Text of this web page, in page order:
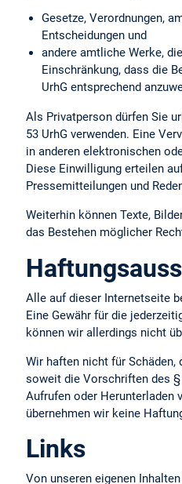
Gesetze, Verordnungen,
Entscheidungen und
andere amtliche Werke,
Einschränkung, dass die
UrhG entsprechend
Als Privatperson dürfen Sie
53 UrhG verwenden. Eine
in anderen elektronischen
Diese Einwilligung erteilen
Pressemitteilungen und
Weiterhin können Texte,
das Bestehen möglicher
Alle auf dieser Internetseite
Eine Gewähr für die
können wir allerdings nicht
Wir haften nicht für
soweit die Vorschriften des
Aufrufen oder Herunterladen
übernehmen wir keine
Links
Von unseren eigenen